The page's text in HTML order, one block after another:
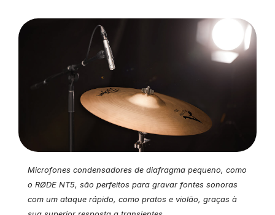
Microfones condensadores de diafragma pequeno, como
o RØDE NT5, são perfeitos para gravar fontes sonoras
com um ataque rápido, como pratos e violão, graças à